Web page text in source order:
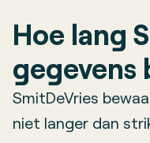
Hoe lang
gegevens
SmitDeVries
niet langer dan